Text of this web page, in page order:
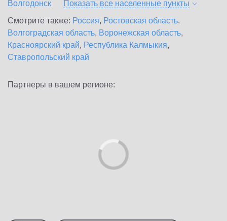
Волгодонск
Показать все населенные пункты
Смотрите также: Россия, Ростовская область,
Волгоградская область, Воронежская область,
Красноярский край, Республика Калмыкия,
Ставропольский край
Партнеры в вашем регионе: